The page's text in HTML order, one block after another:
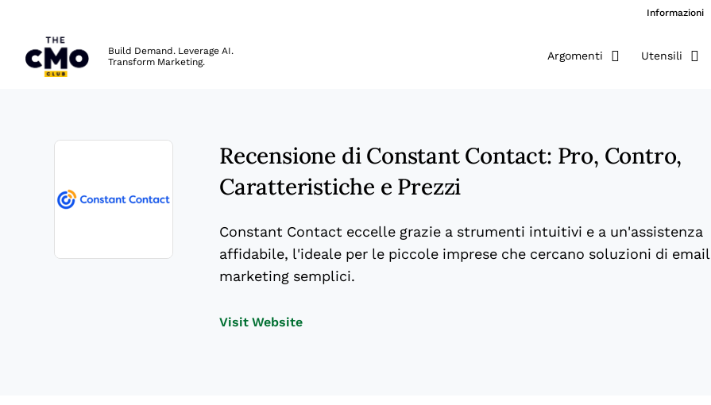
Informazioni
Build Demand. Leverage AI.
Transform Marketing.
Argomenti Utensili
Recensione di Constant Contact: Pro, Contro,
Caratteristiche e Prezzi
Constant Contact eccelle grazie a strumenti intuitivi e a un'assistenza
affidabile, l'ideale per le piccole imprese che cercano soluzioni di email
marketing semplici.
Visit WebsiteOpens new window